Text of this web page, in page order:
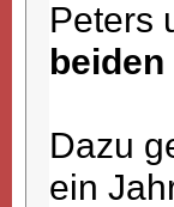
Peters
Dazu
ein